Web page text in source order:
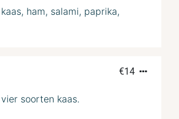
ham, salami, paprika,
€14
soorten kaas.